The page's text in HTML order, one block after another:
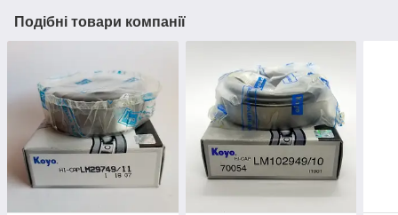
Подібні товари компанії